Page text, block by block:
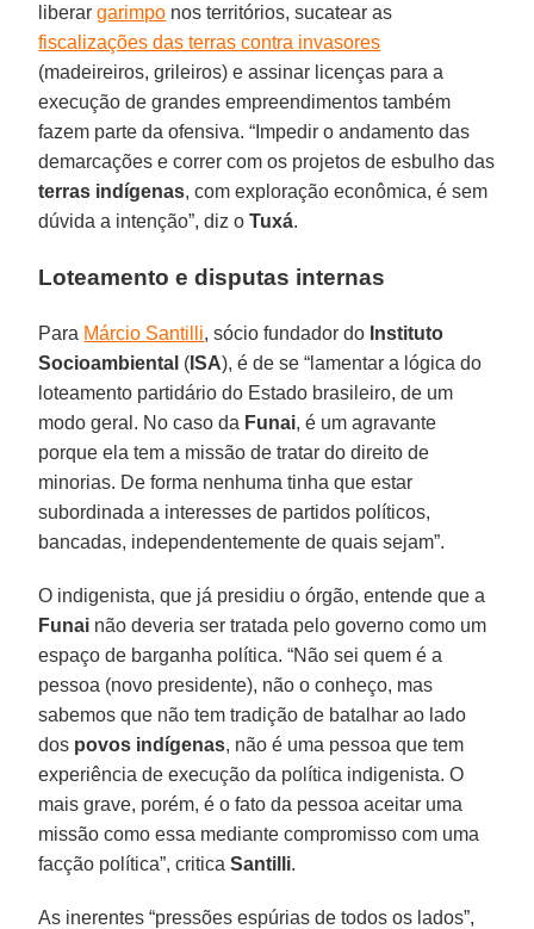
liberargarimpo nos territórios, sucatear as
fiscalizações das terras contra invasores
(madeireiros, grileiros) e assinar licenças para a
execução de grandes empreendimentos também
fazem parte da ofensiva. “Impedir o andamento das
demarcações e correr com os projetos de esbulho das
terras indígenas, com exploração econômica, é sem
dúvida a intenção”, diz oTuxá.
Loteamento e disputas internas
Para Márcio Santilli, sócio fundador do Instituto
Socioambiental ( ISA), é de se “lamentar a lógica do
loteamento partidário do Estado brasileiro, de um
modo geral. No caso da Funai, é um agravante
porque ela tem a missão de tratar do direito de
minorias. De forma nenhuma tinha que estar
subordinada a interesses de partidos políticos,
bancadas, independentemente de quais sejam”.
O indigenista, que já presidiu o órgão, entende que a
Funai não deveria ser tratada pelo governo como um
espaço de barganha política. “Não sei quem é a
pessoa (novo presidente), não o conheço, mas
sabemos que não tem tradição de batalhar ao lado
dos povos indígenas, não é uma pessoa que tem
experiência de execução da política indigenista. O
mais grave, porém, é o fato da pessoa aceitar uma
missão como essa mediante compromisso com uma
facção política”, criticaSantilli.
As inerentes “pressões espúrias de todos os lados”,